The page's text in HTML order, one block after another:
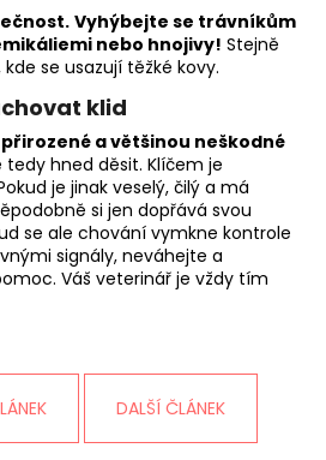
Vyhýbejte se trávníkům
nebo hnojivy! Stejně
se usazují těžké kovy.
klid
přirozené a většinou neškodné
tedy hned děsit. Klíčem je
je jinak veselý, čilý a má
si jen dopřává svou
se ale chování vymkne kontrole
signály, neváhejte a
Váš veterinář je vždy tím
DALŠÍ ČLÁNEK